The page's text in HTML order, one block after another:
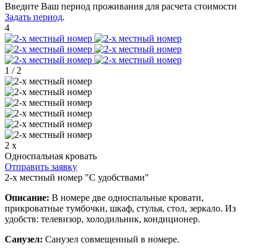
Введите Ваш период проживания для расчета стоимости
Задать период.
4
1 / 2
2 x
Односпальная кровать
Отправить заявку
2-х местный номер "С удобствами"
Описание: В номере две односпальные кровати,
прикроватные тумбочки, шкаф, стулья, стол, зеркало. Из
удобств: телевизор, холодильник, кондиционер.
Санузел: Санузел совмещенный в номере.